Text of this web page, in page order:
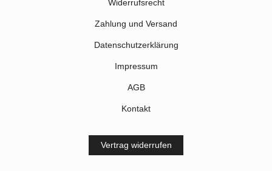
Widerrufsrecht
Zahlung und Versand
Datenschutzerklärung
Impressum
AGB
Kontakt
Vertrag widerrufen